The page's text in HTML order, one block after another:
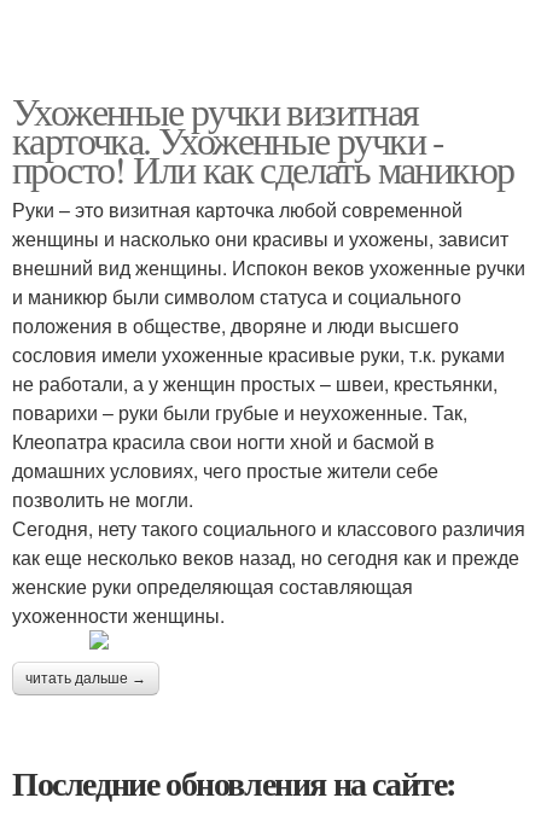
Ухоженные ручки визитная
карточка. Ухоженные ручки -
просто! Или как сделать маникюр
Руки – это визитная карточка любой современной
женщины и насколько они красивы и ухожены, зависит
внешний вид женщины. Испокон веков ухоженные ручки
и маникюр были символом статуса и социального
положения в обществе, дворяне и люди высшего
сословия имели ухоженные красивые руки, т.к. руками
не работали, а у женщин простых – швеи, крестьянки,
поварихи – руки были грубые и неухоженные. Так,
Клеопатра красила свои ногти хной и басмой в
домашних условиях, чего простые жители себе
позволить не могли.
Сегодня, нету такого социального и классового различия
как еще несколько веков назад, но сегодня как и прежде
женские руки определяющая составляющая
ухоженности женщины.
читать дальше →
Последние обновления на сайте: